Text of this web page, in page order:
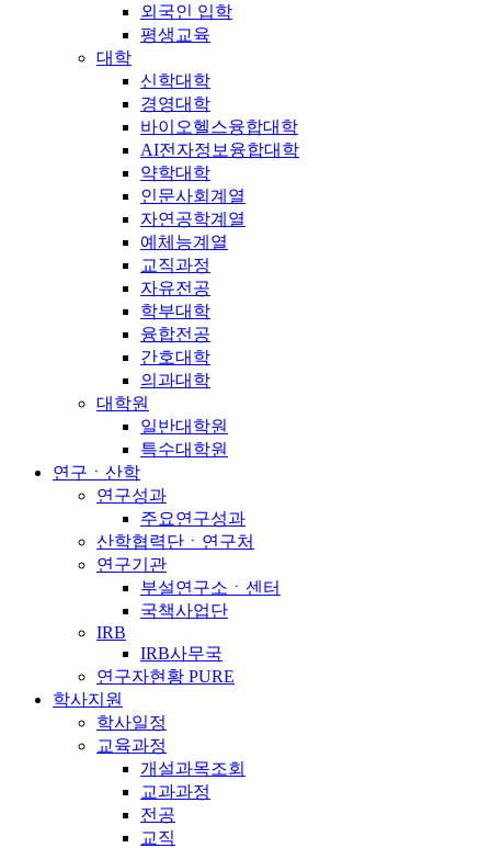
외국인 입학
평생교육
대학
신학대학
경영대학
바이오헬스융합대학
AI전자정보융합대학
약학대학
인문사회계열
자연공학계열
예체능계열
교직과정
자유전공
학부대학
융합전공
간호대학
의과대학
대학원
일반대학원
특수대학원
연구ㆍ산학
연구성과
주요연구성과
산학협력단ㆍ연구처
연구기관
부설연구소ㆍ센터
국책사업단
IRB
IRB사무국
연구자현황 PURE
학사지원
학사일정
교육과정
개설과목조회
교과과정
전공
교직